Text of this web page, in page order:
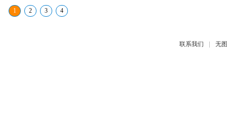
1 2 3 4
联系我们 | 无